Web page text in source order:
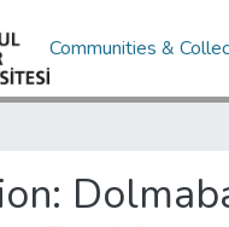
Communities &